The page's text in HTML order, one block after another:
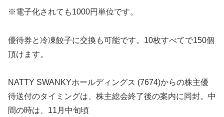
※電子化されても1000円単位です。
優待券と冷凍餃子に交換も可能です。10枚すべてで150個
頂けます。
NATTY SWANKYホールディングス (7674)からの株主優
待送付のタイミングは、株主総会終了後の案内に同封。中
間の時は、11月中旬頃